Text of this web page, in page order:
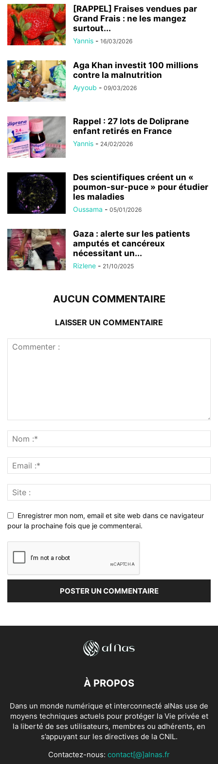
[RAPPEL] Fraises vendues par
Grand Frais : ne les mangez
surtout...
Yannis - 16/03/2026
Aga Khan investit 100 millions
contre la malnutrition
Ayyoub - 09/03/2026
Rappel : 27 lots de Doliprane
enfant retirés en France
Yannis - 24/02/2026
Des scientifiques créent un «
poumon-sur-puce » pour étudier
les maladies
Oussama - 05/01/2026
Gaza : alerte sur les patients
amputés et cancéreux
nécessitant un...
Rizlene - 21/10/2025
AUCUN COMMENTAIRE
LAISSER UN COMMENTAIRE
Enregistrer mon nom, email et site web dans ce navigateur
pour la prochaine fois que je commenterai.
À PROPOS
Dans un monde numérique et interconnecté alNas use de
moyens techniques actuels pour protéger la Vie privée et
la liberté de ses utilisateurs, membres ou adhérents, en
s’appuyant sur les directives de la CNIL.
Contactez-nous: contact[@]alnas.fr